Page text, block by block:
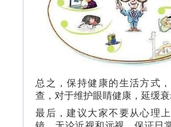
总之，保持健康的生活方式
查，对于维护眼睛健康，延缓衰
最后，建议大家不要从心理